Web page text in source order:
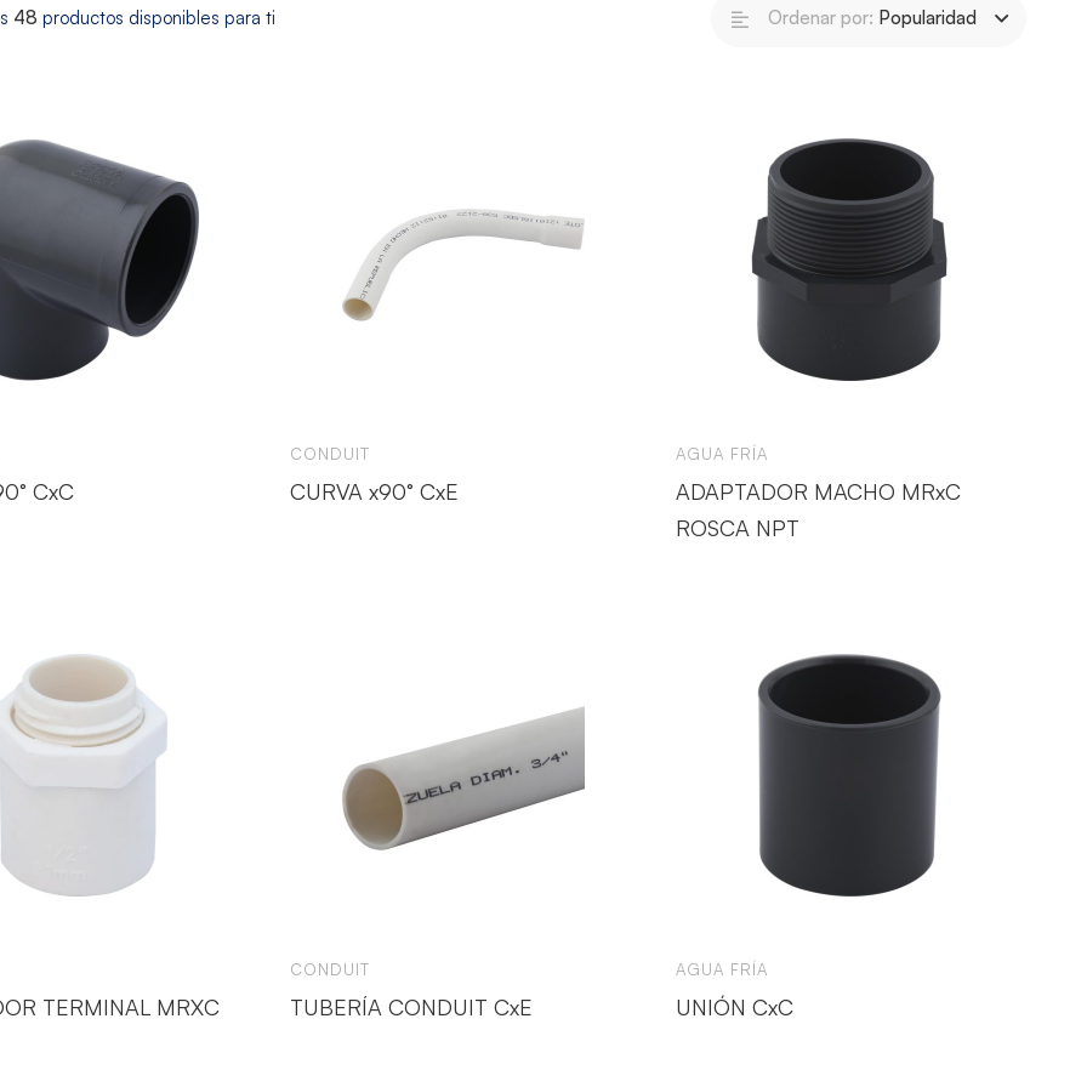
48 productos disponibles para ti Ordenar por: Popularidad
CxC
CONDUIT
CURVA x90° CxE
AGUA FRÍA
ADAPTADOR MACHO MRxC
ROSCA NPT
TERMINAL MRXC
CONDUIT
TUBERÍA CONDUIT CxE
AGUA FRÍA
UNIÓN CxC